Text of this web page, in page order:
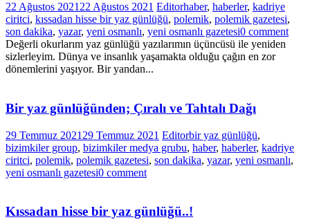
22 Ağustos 2021 22 Ağustos 2021 Editorhaber, haberler, kadriye
ciritci, kıssadan hisse bir yaz günlüğü, polemik, polemik gazetesi,
son dakika, yazar, yeni osmanlı, yeni osmanlı gazetesi0 comment
Değerli okurlarım yaz günlüğü yazılarımın üçüncüsü ile yeniden
sizlerleyim. Dünya ve insanlık yaşamakta olduğu çağın en zor
dönemlerini yaşıyor. Bir yandan...
Bir yaz günlüğünden; Çıralı ve Tahtalı Dağı
29 Temmuz 2021 29 Temmuz 2021 Editorbir yaz günlüğü,
bizimkiler group, bizimkiler medya grubu, haber, haberler, kadriye
ciritci, polemik, polemik gazetesi, son dakika, yazar, yeni osmanlı,
yeni osmanlı gazetesi0 comment
Kıssadan hisse bir yaz günlüğü..!